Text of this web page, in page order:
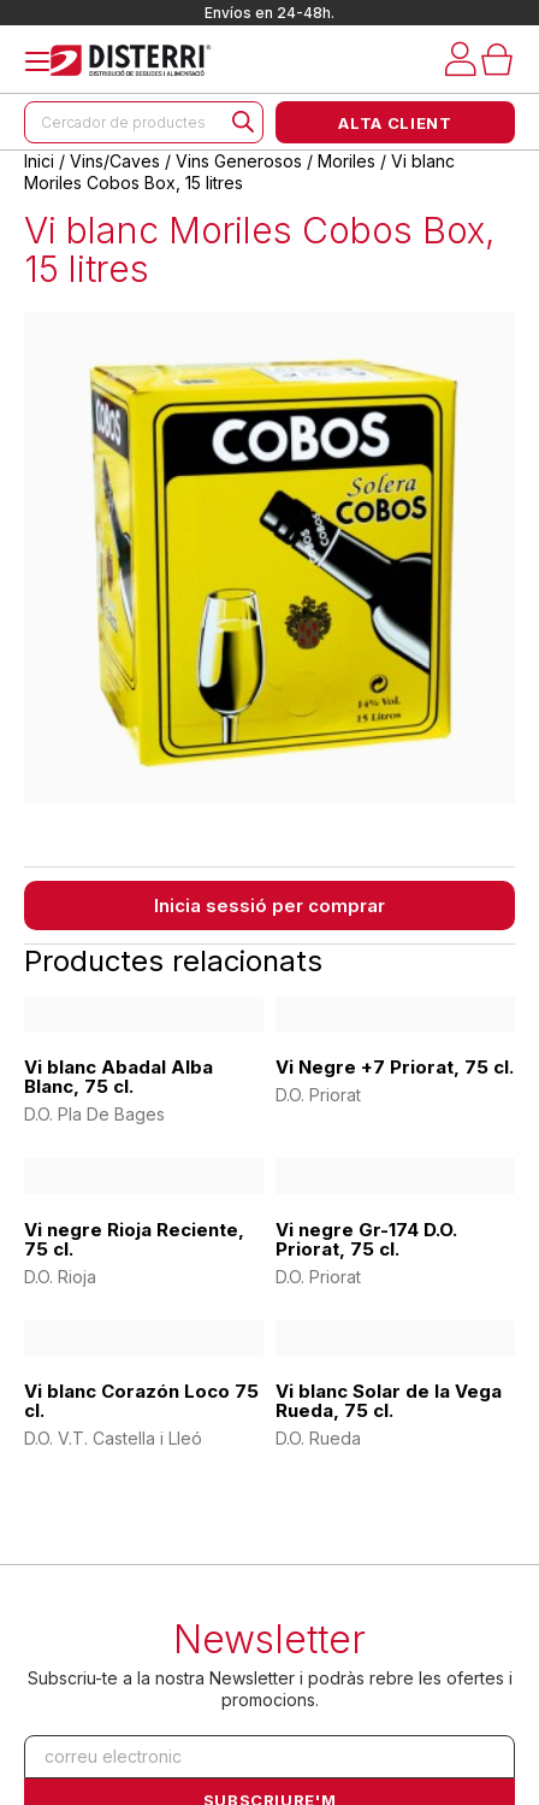
Envíos en 24-48h.
Products
search
ALTA CLIENT
Inici / Vins/Caves / Vins Generosos / Moriles / Vi blanc
Moriles Cobos Box, 15 litres
Vi blanc Moriles Cobos Box,
15 litres
Inicia sessió per comprar
Productes relacionats
Vi blanc Abadal Alba
Blanc, 75 cl.
D.O. Pla De Bages
Vi Negre +7 Priorat, 75 cl.
D.O. Priorat
Vi negre Rioja Reciente,
75 cl.
D.O. Rioja
Vi negre Gr-174 D.O.
Priorat, 75 cl.
D.O. Priorat
Vi blanc Corazón Loco 75
cl.
D.O. V.T. Castella i Lleó
Vi blanc Solar de la Vega
Rueda, 75 cl.
D.O. Rueda
Newsletter
Subscriu-te a la nostra Newsletter i podràs rebre les ofertes i
promocions.